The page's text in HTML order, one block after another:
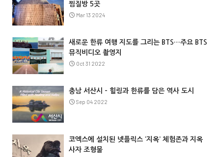
찜질방 5곳
Mar 13 2024
새로운 한류 여행 지도를 그리는 BTS…주요 BTS
뮤직비디오 촬영지
Oct 31 2022
충남 서산시 – 힐링과 한류를 담은 역사 도시
Sep 04 2022
코엑스에 설치된 넷플릭스 ‘지옥’ 체험존과 지옥
사자 조형물